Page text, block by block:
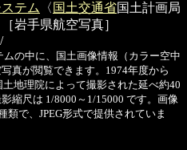
テム 〈 国土交通省国土計画局
岩手県航空写真］
の中に、国土画像情報（カラー空中
真が閲覧できます。1974年度から
地理院によって撮影された延べ約40
縮尺は 1/8000～1/15000 です。画像
類で、JPEG形式で提供されていま